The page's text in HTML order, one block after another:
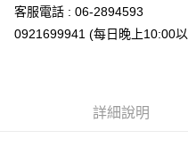
ATM付款
每筆NT$65，滿NT$999(含以
客服電話 : 06-2894593
0921699941 (每日晚上10:00
詳細說明